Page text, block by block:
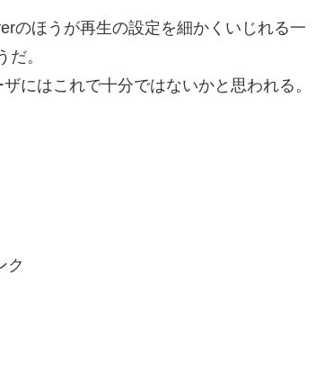
のほうが再生の設定を細かくいじれる一
。
にはこれで十分ではないかと思われる。
ク